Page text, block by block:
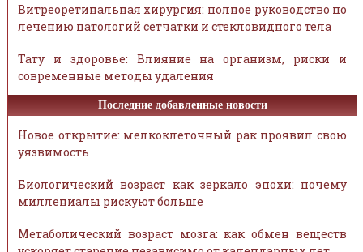
Витреоретинальная хирургия: полное руководство по
лечению патологий сетчатки и стекловидного тела
Тату и здоровье: Влияние на организм, риски и
современные методы удаления
Последние добавленные новости
Новое открытие: мелкоклеточный рак проявил свою
уязвимость
Биологический возраст как зеркало эпохи: почему
миллениалы рискуют больше
Метаболический возраст мозга: как обмен веществ